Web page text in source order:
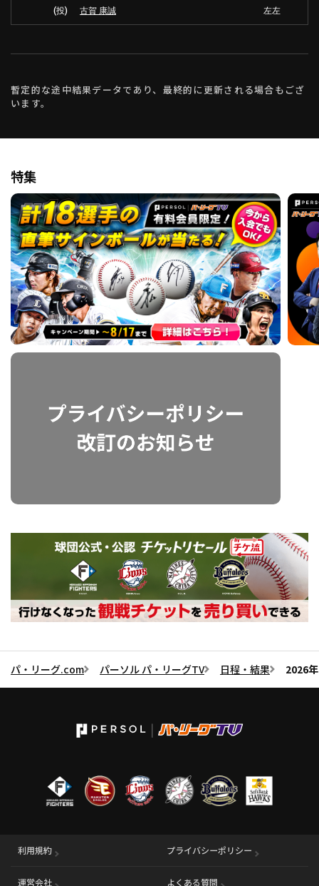
(投)
古賀 康誠 左左
暫定的な途中結果データであり、最終的に更新される場合もござ
います。
特集
パ・リーグ.com パーソル パ・リーグTV 日程・結果 2026
利用規約 プライバシーポリシー
運営会社 （別ウィンドウで開く） よくある質問